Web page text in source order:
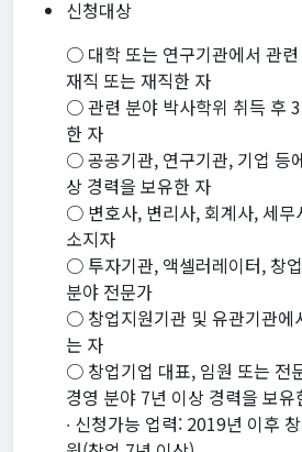
신청대상
○ 대학 또는 연구기관에서 관
재직 또는 재직한 자
○ 관련 분야 박사학위 취득 후
한 자
○ 공공기관, 연구기관, 기업 등
상 경력을 보유한 자
○ 변호사, 변리사, 회계사, 세무
소지자
○ 투자기관, 액셀러레이터, 창
분야 전문가
○ 창업지원기관 및 유관기관에
는 자
○ 창업기업 대표, 임원 또는 전
경영 분야 7년 이상 경력을 보유
∙ 신청가능 업력: 2019년 이후